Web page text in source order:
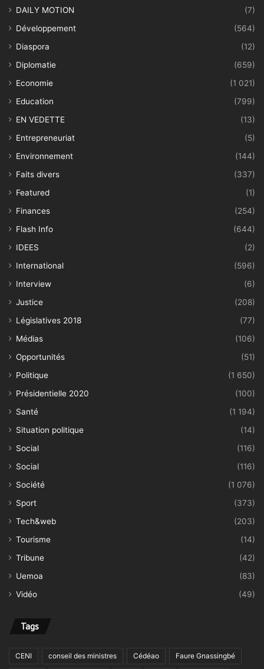
DAILY MOTION
(7)
Développement
(564)
Diaspora
(12)
Diplomatie
(659)
Economie
(1 021)
Education
(799)
EN VEDETTE
(13)
Entrepreneuriat
(5)
Environnement
(144)
Faits divers
(337)
Featured
(1)
Finances
(254)
Flash Info
(644)
IDEES
(2)
International
(596)
Interview
(6)
Justice
(208)
Législatives 2018
(77)
Médias
(106)
Opportunités
(51)
Politique
(1 650)
Présidentielle 2020
(100)
Santé
(1 194)
Situation politique
(14)
Social
(116)
Social
(116)
Société
(1 076)
Sport
(373)
Tech&web
(203)
Tourisme
(14)
Tribune
(42)
Uemoa
(83)
Vidéo
(49)
Tags
CENI conseil des ministres Cédéao Faure Gnassingbé